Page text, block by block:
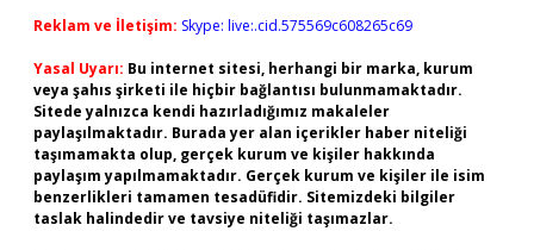
Reklam ve İletişim: Skype: live:.cid.575569c608265c69
Yasal Uyarı: Bu internet sitesi, herhangi bir marka, kurum
veya şahıs şirketi ile hiçbir bağlantısı bulunmamaktadır.
Sitede yalnızca kendi hazırladığımız makaleler
paylaşılmaktadır. Burada yer alan içerikler haber niteliği
taşımamakta olup, gerçek kurum ve kişiler hakkında
paylaşım yapılmamaktadır. Gerçek kurum ve kişiler ile isim
benzerlikleri tamamen tesadüfidir. Sitemizdeki bilgiler
taslak halindedir ve tavsiye niteliği taşımazlar.